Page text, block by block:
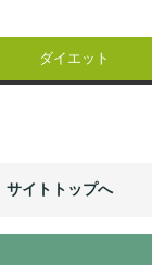
ダイエット
サイトトップへ